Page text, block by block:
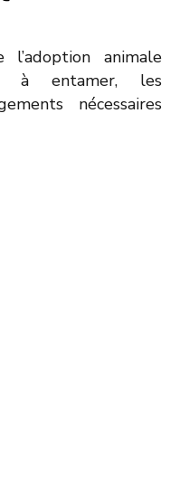
animale
à entamer, les
nécessaires